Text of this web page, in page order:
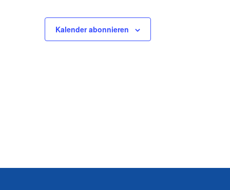
Kalender abonnieren